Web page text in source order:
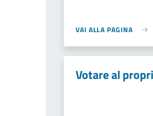
VAI ALLA PAGINA
Votare al